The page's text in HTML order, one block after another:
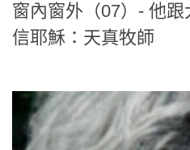
窗內窗外（07）- 他
信耶穌：天真牧師